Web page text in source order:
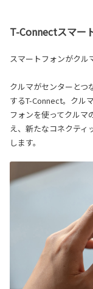
T-Connectスマー
スマートフォンがクル
クルマがセンターとつ
するT-Connect。クル
フォンを使ってクルマ
え、新たなコネクティ
します。